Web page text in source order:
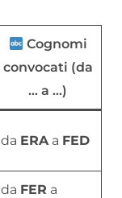
Cognomi
convocati (da
… a …)
da ERAa FED
da FER a